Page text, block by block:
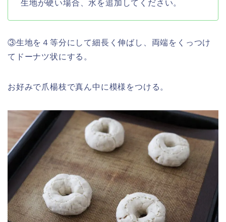
生地が硬い場合、水を追加してください。
③生地を４等分にして細長く伸ばし、両端をくっつけ
てドーナツ状にする。
お好みで爪楊枝で真ん中に模様をつける。